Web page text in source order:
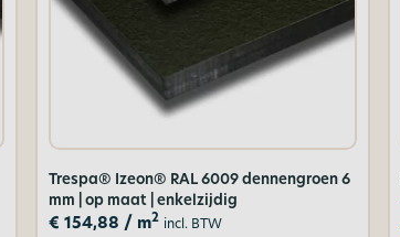
Trespa® Izeon® RAL 6009 dennengroen 6
mm | op maat | enkelzijdig
€ 154,88 / m2 incl. BTW